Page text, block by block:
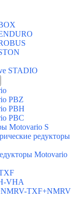
STADIO
PBZ
PBH
PBC
Motovario S
редукторы
Motovario
VHA
TXF+NMRV